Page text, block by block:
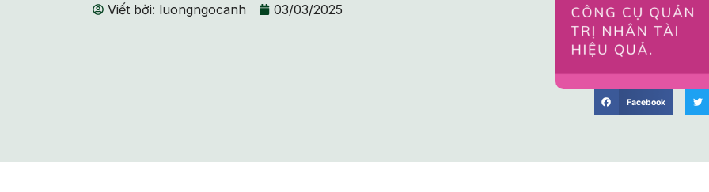
Viết bởi: luongngocanh 03/03/2025
Facebook